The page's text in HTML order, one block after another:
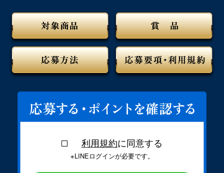
利用規約に同意する
※LINEログインが必要です。